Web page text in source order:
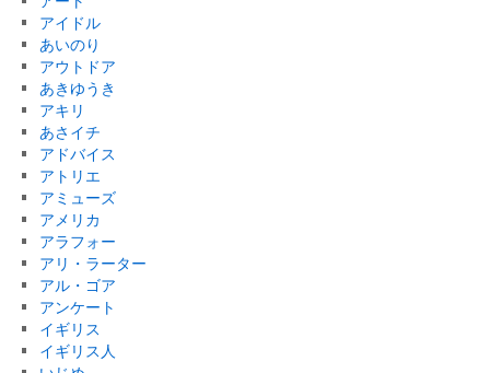
アイドル
あいのり
アウトドア
あきゆうき
アキリ
あさイチ
アドバイス
アトリエ
アミューズ
アメリカ
アラフォー
アリ・ラーター
アル・ゴア
アンケート
イギリス
イギリス人